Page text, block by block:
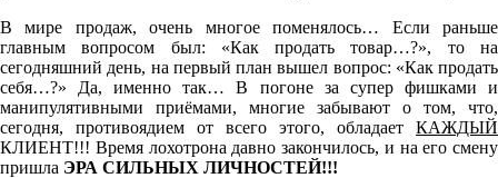
В мире продаж, очень многое поменялось… Если раньше
главным вопросом был: «Как продать товар…?», то на
сегодняшний день, на первый план вышел вопрос: «Как продать
себя…?» Да, именно так… В погоне за супер фишками и
манипулятивными приёмами, многие забывают о том, что,
сегодня, противоядием от всего этого, обладает КАЖДЫЙ
КЛИЕНТ!!! Время лохотрона давно закончилось, и на его смену
пришла ЭРА СИЛЬНЫХ ЛИЧНОСТЕЙ!!!